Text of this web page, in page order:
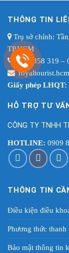
THÔNG TIN
Trụ sở chính:
TP.HCM
0909 858 319 –
Giấy phép
HỖ TRỢ TƯ
CÔNG TY TNHH
HOTLINE: 0909
THÔNG TIN
Điều kiện điều
Phương thức thanh
Bảo mật thông tin